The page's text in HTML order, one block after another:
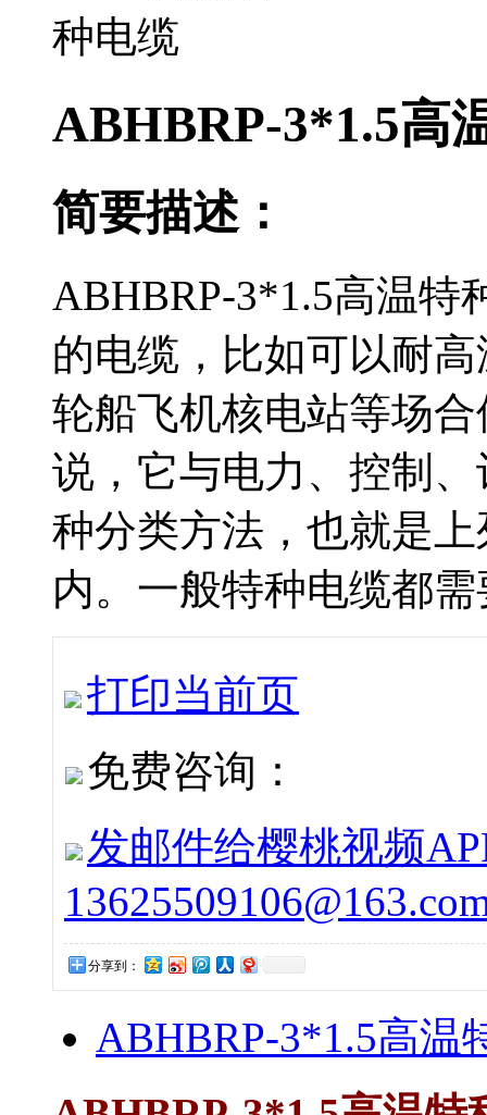
ABHBRP-3*1.5高
简要描述：
ABHBRP-3*1.5高温特
的电缆，比如可以耐高温
轮船飞机核电站等场合
说，它与电力、控
种分类方法，也就是
内。一般特种电缆都需
打印当前页
免费咨询：
发邮件给樱桃视频APP
分享到：
ABHBRP-3*1.5高温